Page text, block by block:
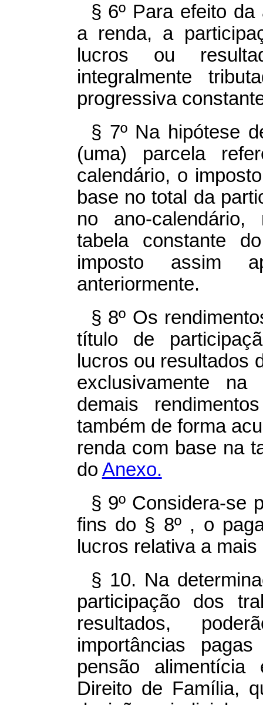
§ 6º Para efeito
a renda, a
lucros ou
integralmente
progressiva
§ 7º Na hipótese
(uma) parcela
calendário, o
base no total da
no ano-
tabela constante
imposto assim
anteriormente.
§ 8º Os
título de
lucros ou resultados
exclusivamente
demais
também de forma
renda com base na
do Anexo.
§ 9º Considera-se
fins do § 8º , o
lucros relativa a
§ 10. Na
participação dos
resultados,
importâncias
pensão
Direito de Família,